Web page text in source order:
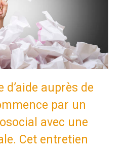
auprès de
par un
avec une
Cet entretien